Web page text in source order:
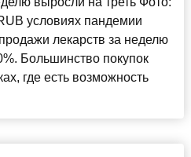
условиях пандемии
лекарств за неделю
Большинство покупок
где есть возможность